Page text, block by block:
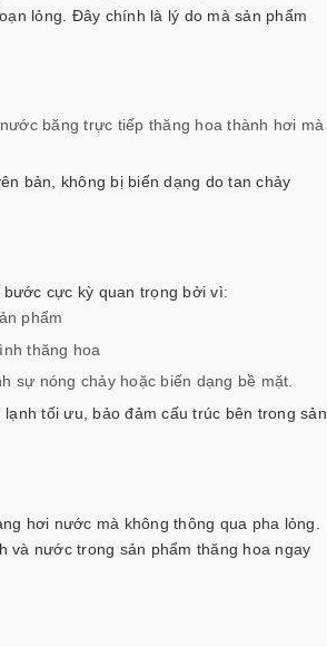
lỏng. Đây chính là lý do mà sản phẩm
băng trực tiếp thăng hoa thành hơi mà
bản, không bị biến dạng do tan chảy
cực kỳ quan trọng bởi vì:
phẩm
thăng hoa
sự nóng chảy hoặc biến dạng bề mặt.
tối ưu, bảo đảm cấu trúc bên trong sản
hơi nước mà không thông qua pha lỏng.
và nước trong sản phẩm thăng hoa ngay